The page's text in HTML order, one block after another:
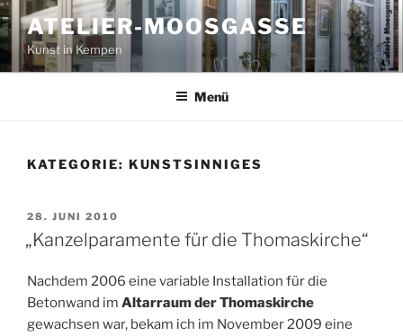
Zum
Inhalt
springen
ATELIER-MOOSGASSE
Kunst in Kempen
Menü
KATEGORIE: KUNSTSINNIGES
VERÖFFENTLICHT
AM
28. JUNI 2010
„Kanzelparamente für die Thomaskirche“
Nachdem 2006 eine variable Installation für die
Betonwand im Altarraum der Thomaskirche
gewachsen war, bekam ich im November 2009 eine